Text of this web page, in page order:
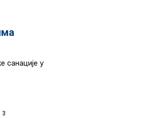
санације у
3